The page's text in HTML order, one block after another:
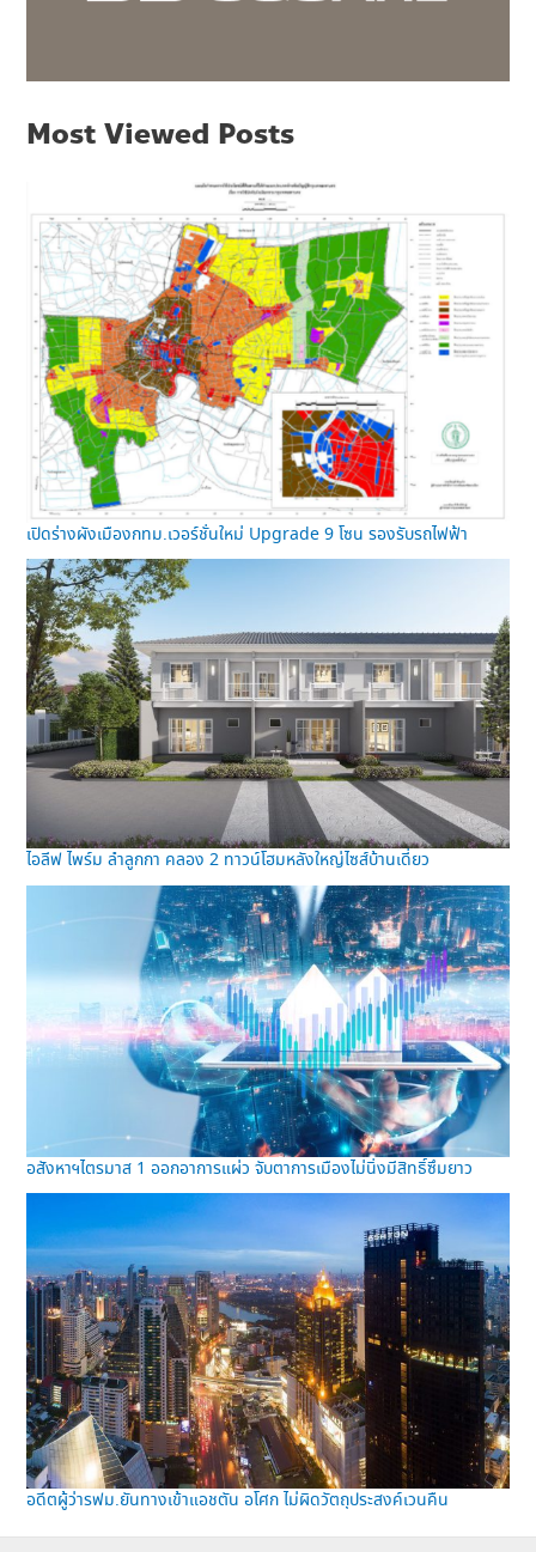
Most Viewed Posts
เปิดร่างผังเมืองกทม.เวอร์ชั่นใหม่ Upgrade 9 โซน รองรับรถไฟฟ้า
ไอลีฟ ไพร์ม ลำลูกกา คลอง 2 ทาวน์โฮมหลังใหญ่ไซส์บ้านเดี่ยว
อสังหาฯไตรมาส 1 ออกอาการแผ่ว จับตาการเมืองไม่นิ่งมีสิทธิ์ซึมยาว
อดีตผู้ว่ารฟม.ยันทางเข้าแอชตัน อโศก ไม่ผิดวัตถุประสงค์เวนคืน